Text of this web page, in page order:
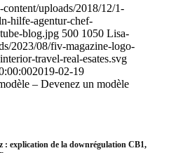
uploads/2018/12/1-
hilfe-agentur-chef-
blog.jpg 500 1050 Lisa-
2023/08/fiv-magazine-logo-
travel-real-esates.svg
2019-02-19
– Devenez un modèle
: explication de la downrégulation CB1,